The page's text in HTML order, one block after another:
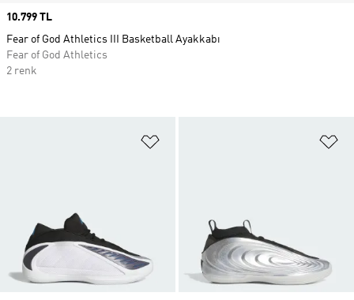
Price
10.799 TL
Fear of God Athletics III Basketball Ayakkabı
Fear of God Athletics
2 renk